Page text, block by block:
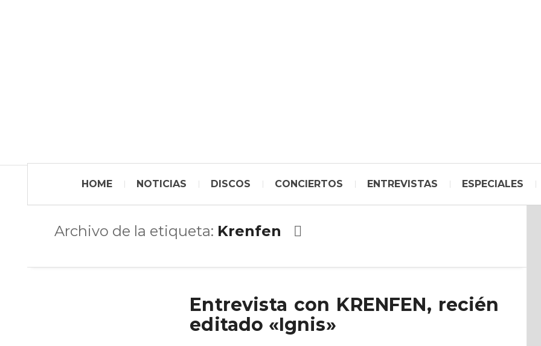
HOME NOTICIAS DISCOS CONCIERTOS ENTREVISTAS ESPECIALES
Archivo de la etiqueta: Krenfen
Entrevista con KRENFEN, recién
editado «Ignis»